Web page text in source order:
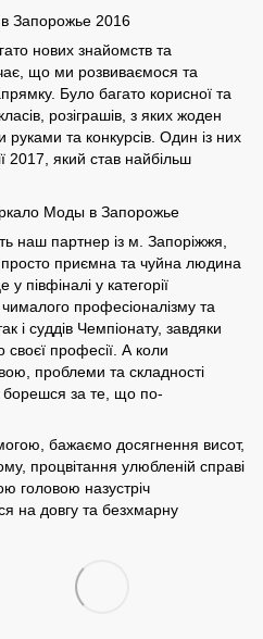
нових знайомств та
що ми розвиваємося та
Було багато корисної та
розіграшів, з яких жоден
та конкурсів. Один із них
2017, який став найбільш
наш партнер із м. Запоріжжя,
приємна та чуйна людина
півфіналі у категорії
професіоналізму та
і суддів Чемпіонату, завдяки
своєї професії. А коли
проблеми та складності
борешся за те, що по-
бажаємо досягнення висот,
процвітання улюбленій справі
головою назустріч
на довгу та безхмарну